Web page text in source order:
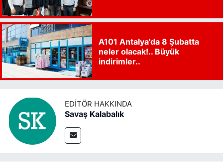
A101 Antalya'da 8 Şubatta
neler olacak!.. Büyük
indirimler..
EDITÖR HAKKINDA
Savaş Kalabalık